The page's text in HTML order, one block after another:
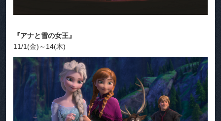
『アナと雪の女王』
11/1(金)～14(木)